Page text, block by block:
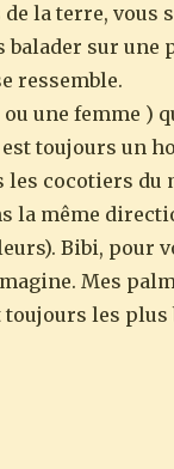
la terre, vous
balader sur une
ressemble.
une femme )
toujours un
les cocotiers du
la même
Bibi, pour
Mes
les plus